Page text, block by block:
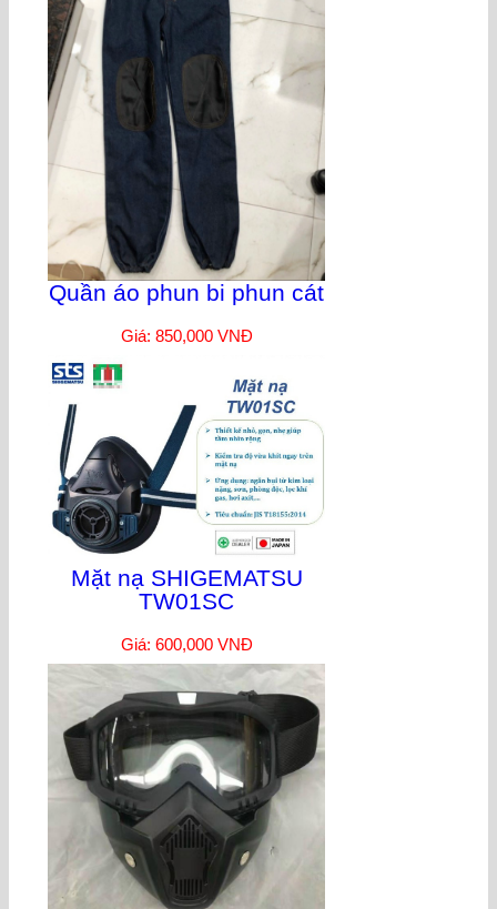
Quần áo phun bi phun cát
Giá: 850,000 VNĐ
Mặt nạ SHIGEMATSU
TW01SC
Giá: 600,000 VNĐ